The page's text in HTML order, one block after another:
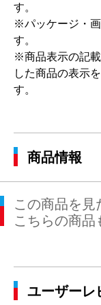
す。
※パッケージ・
す。
※商品表示の記
した商品の表示
す。
商品情報
この商品を見
こちらの商品
ユーザーレ